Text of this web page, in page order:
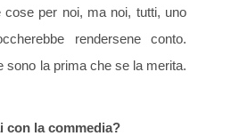
cose per noi, ma noi, tutti, uno
rendersene conto.
sono la prima che se la merita.
con la commedia?